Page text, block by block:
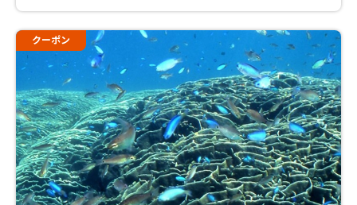
クーポン